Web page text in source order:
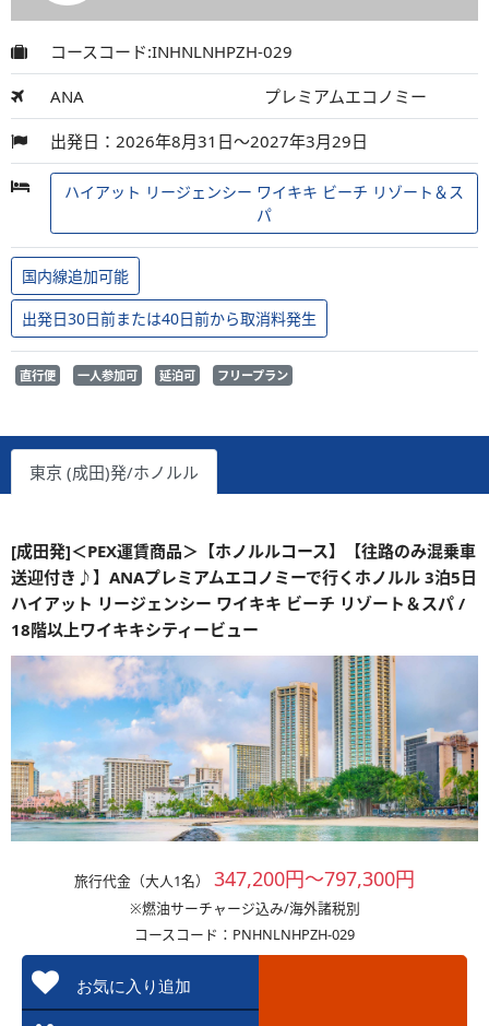
コースコード:INHNLNHPZH-029
ANA プレミアムエコノミー
出発日：2026年8月31日～2027年3月29日
ハイアット リージェンシー ワイキキ ビーチ リゾート＆ス
パ
国内線追加可能
出発日30日前または40日前から取消料発生
直行便 一人参加可 延泊可 フリープラン
東京 (成田)発/ホノルル
[成田発]＜PEX運賃商品＞【ホノルルコース】【往路のみ混乗車
送迎付き♪】ANAプレミアムエコノミーで行くホノルル 3泊5日
ハイアット リージェンシー ワイキキ ビーチ リゾート＆スパ /
18階以上ワイキキシティービュー
旅行代金（大人1名） 347,200円～797,300円
※燃油サーチャージ込み/海外諸税別
コースコード：PNHNLNHPZH-029
お気に入り追加